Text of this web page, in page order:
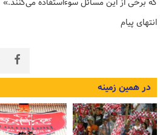
انتهای پیام
در همین زمینه